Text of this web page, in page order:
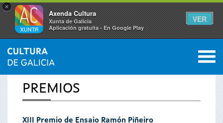
×
Axenda Cultura
Xunta de Galicia
Aplicación gratuíta - En Google Play
VER
Vostede
está
INICIO 0
PREMIOS
XIII Premio de Ensaio Ramón Piñeiro